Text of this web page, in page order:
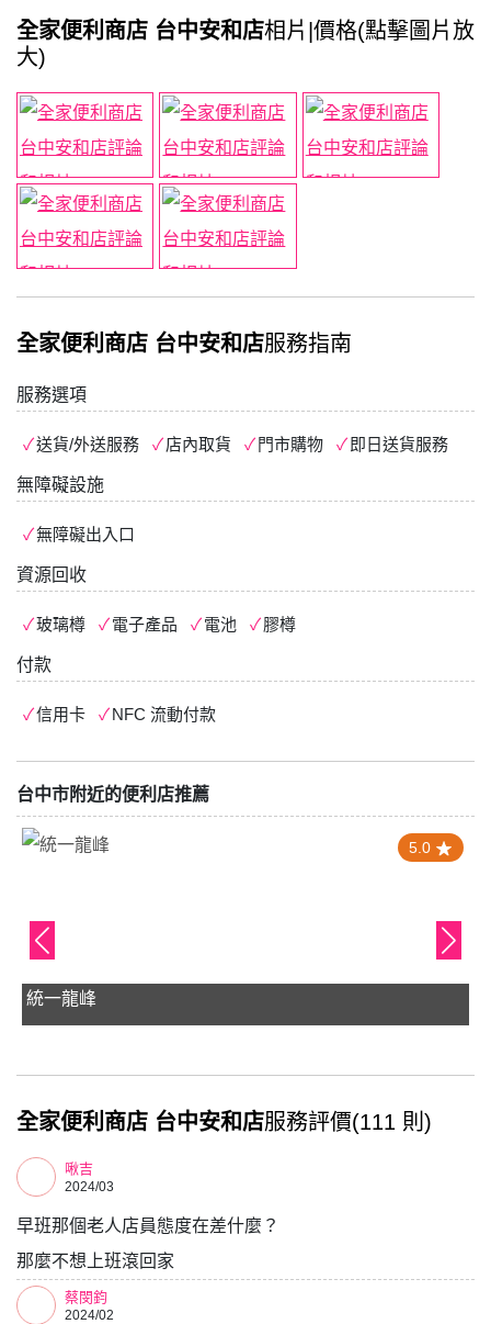
全家便利商店 台中安和店相片|價格(點擊圖片放
大)
全家便利商店 台中安和店服務指南
服務選項
送貨/外送服務 店內取貨 門市購物 即日送貨服務
無障礙設施
無障礙出入口
資源回收
玻璃樽 電子產品 電池 膠樽
付款
信用卡 NFC 流動付款
台中市附近的便利店推薦
5.0
全家便利商店 台中安和店服務評價(111 則)
啾吉
2024/03
早班那個老人店員態度在差什麼？
那麼不想上班滾回家
蔡閔鈞
2024/02